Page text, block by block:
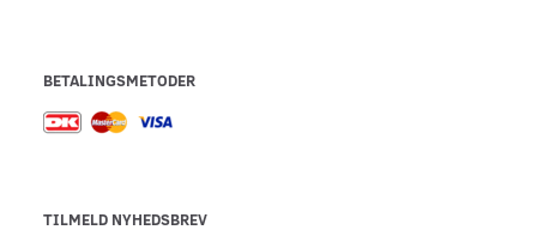
BETALINGSMETODER
TILMELD NYHEDSBREV